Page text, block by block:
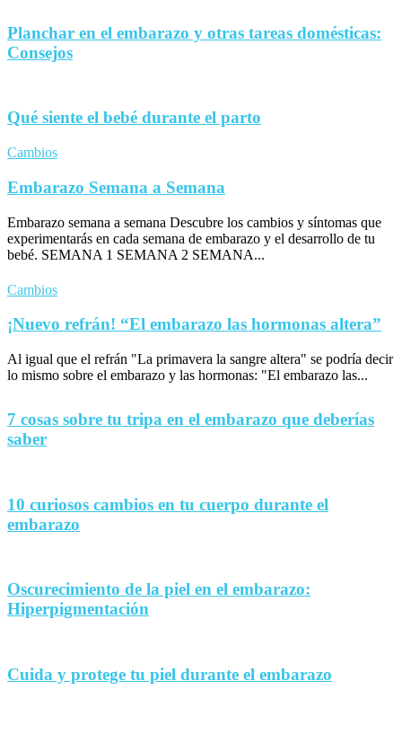
Planchar en el embarazo y otras tareas domésticas:
Consejos
Qué siente el bebé durante el parto
Cambios
Embarazo Semana a Semana
Embarazo semana a semana Descubre los cambios y síntomas que
experimentarás en cada semana de embarazo y el desarrollo de tu
bebé. SEMANA 1 SEMANA 2 SEMANA...
Cambios
¡Nuevo refrán! “El embarazo las hormonas altera”
Al igual que el refrán "La primavera la sangre altera" se podría decir
lo mismo sobre el embarazo y las hormonas: "El embarazo las...
7 cosas sobre tu tripa en el embarazo que deberías
saber
10 curiosos cambios en tu cuerpo durante el
embarazo
Oscurecimiento de la piel en el embarazo:
Hiperpigmentación
Cuida y protege tu piel durante el embarazo